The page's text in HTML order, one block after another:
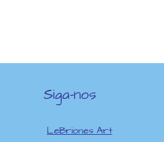
Siga-nos
LeBriones Art